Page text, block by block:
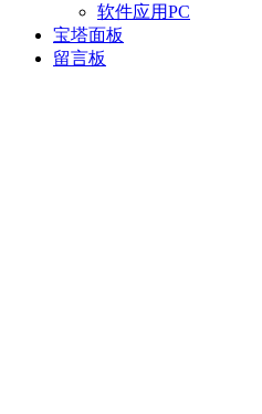
软件应用PC
宝塔面板
留言板